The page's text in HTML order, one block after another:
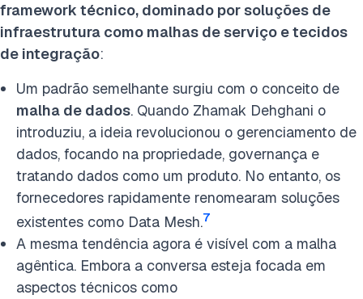
framework técnico, dominado por soluções de
infraestrutura como malhas de serviço e tecidos
de integração:
Um padrão semelhante surgiu com o conceito de
malha de dados. Quando Zhamak Dehghani o
introduziu, a ideia revolucionou o gerenciamento de
dados, focando na propriedade, governança e
tratando dados como um produto. No entanto, os
fornecedores rapidamente renomearam soluções
existentes como Data Mesh.7
A mesma tendência agora é visível com a malha
agêntica. Embora a conversa esteja focada em
aspectos técnicos como